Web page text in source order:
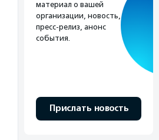
ГАООРДИ организует
материал о вашей
организации, новость,
пресс-релиз, анонс
события.
Прислать новость